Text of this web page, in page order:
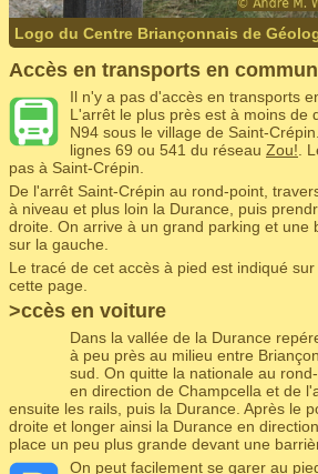
Logo du Centre Briançonnais de
Accès en transports en commun
Il n'y a pas d'accès en transports
L'arrêt le plus près est à moins de
N94 sous le village de Saint-
lignes 69 ou 541 du réseau Zou! .
pas à Saint-Crépin.
De l'arrêt Saint-Crépin au rond-point,
à niveau et plus loin la Durance, puis
droite. On arrive à un grand parking et une
sur la gauche.
Le tracé de cet accès à pied est indiqué
cette page.
>ccès en voiture
Dans la vallée de la Durance
à peu près au milieu entre
sud. On quitte la nationale au
en direction de Champcella et de
ensuite les rails, puis la Durance. Après le
droite et longer ainsi la Durance en
place un peu plus grande devant une
On peut facilement se garer au